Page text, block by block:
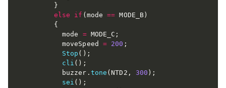
}
else
if ( mode == MODE_B )
{
          mode
= MODE_C ;
          moveSpeed
= 200 ;
Stop ( ) ;
cli ( ) ;
          buzzer
. tone (NTD2 , 300 ) ;
sei ( ) ;